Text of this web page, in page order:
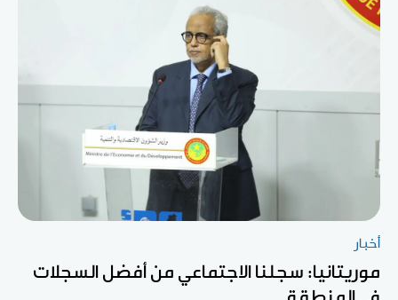
أخبار
موريتانيا: سجلنا الاجتماعي من أفضل السجلات